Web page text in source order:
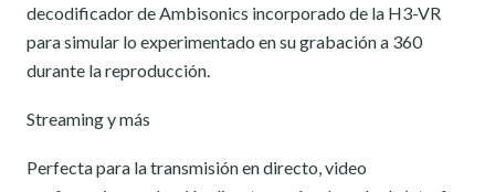
decodificador de Ambisonics incorporado de la H3-VR
para simular lo experimentado en su grabación a 360
durante la reproducción.
Streaming y más
Perfecta para la transmisión en directo, video